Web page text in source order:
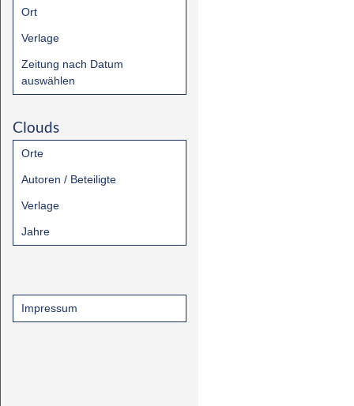
Ort
Verlage
Zeitung nach Datum
auswählen
Clouds
Orte
Autoren / Beteiligte
Verlage
Jahre
Impressum